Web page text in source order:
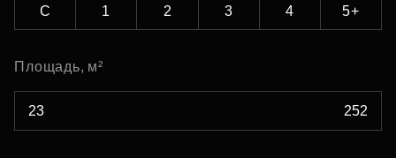
С 1 2 3 4 5+
Площадь, м²